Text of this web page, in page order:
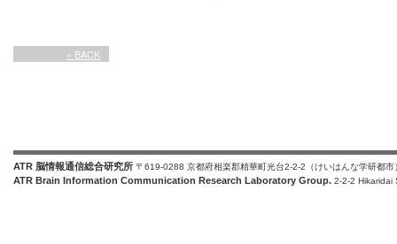
« BACK
ATR 脳情報通信総合研究所 〒619-0288 京都府相楽郡精華町光台2-2-2（けいはんな学研都市
ATR Brain Information Communication Research Laboratory Group. 2-2-2 Hikaridai